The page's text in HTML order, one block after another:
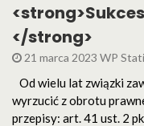
</strong>
21 marca 2023 WP
Od wielu lat związki
wyrzucić z obrotu
przepisy: art. 41 ust. 2